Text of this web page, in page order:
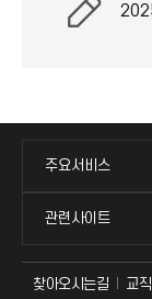
주요서비스
관련사이트
찾아오시는길 교